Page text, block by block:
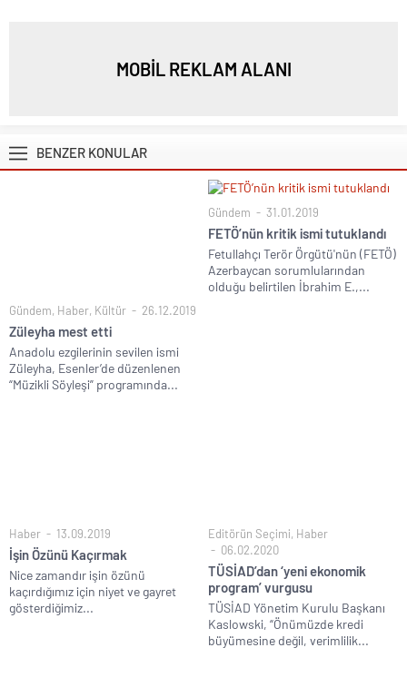
MOBİL REKLAM ALANI
BENZER KONULAR
Gündem, Haber, Kültür 26.12.2019
Züleyha mest etti
Anadolu ezgilerinin sevilen ismi
Züleyha, Esenler’de düzenlenen
“Müzikli Söyleşi” programında...
Gündem 31.01.2019
FETÖ’nün kritik ismi tutuklandı
Fetullahçı Terör Örgütü'nün (FETÖ)
Azerbaycan sorumlularından
olduğu belirtilen İbrahim E.,...
Haber 13.09.2019
İşin Özünü Kaçırmak
Nice zamandır işin özünü
kaçırdığımız için niyet ve gayret
gösterdiğimiz...
Editörün Seçimi, Haber
06.02.2020
TÜSİAD’dan ‘yeni ekonomik
program’ vurgusu
TÜSİAD Yönetim Kurulu Başkanı
Kaslowski, “Önümüzde kredi
büyümesine değil, verimlilik...